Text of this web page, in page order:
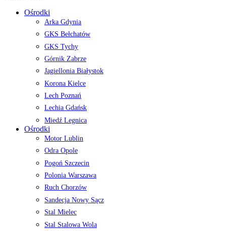
Ośrodki
Arka Gdynia
GKS Bełchatów
GKS Tychy
Górnik Zabrze
Jagiellonia Białystok
Korona Kielce
Lech Poznań
Lechia Gdańsk
Miedź Legnica
Ośrodki
Motor Lublin
Odra Opole
Pogoń Szczecin
Polonia Warszawa
Ruch Chorzów
Sandecja Nowy Sącz
Stal Mielec
Stal Stalowa Wola